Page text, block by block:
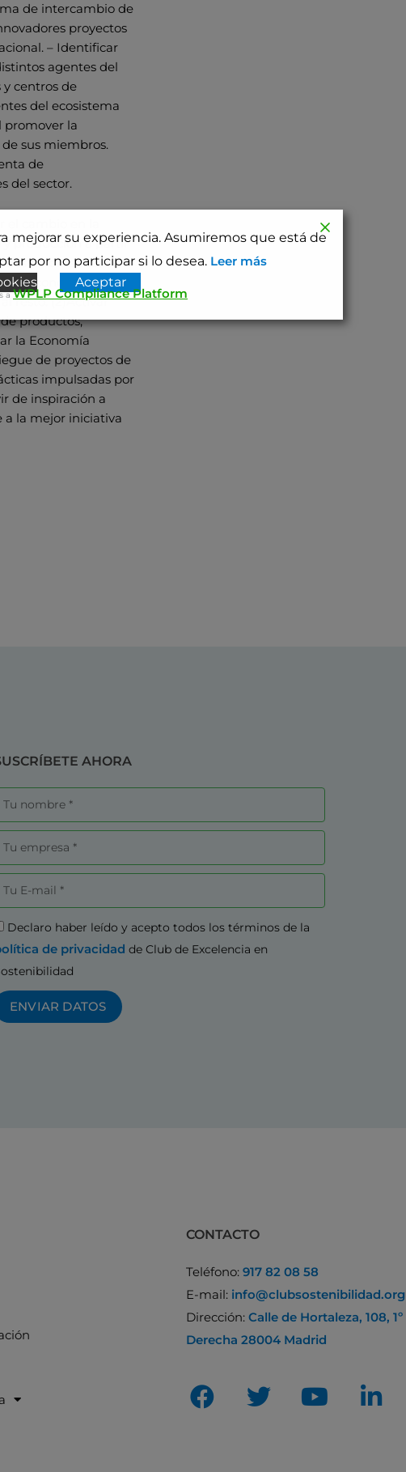
de intercambio de
proyectos
– Identificar
agentes del
y centros de
del ecosistema
promover la
sus miembros.
de
del sector.
cambio en la
y producción a partir
de dinamización
en economía
resto. (2)Activar
productos,
la Economía
de proyectos de
impulsadas por
de inspiración a
a la mejor iniciativa
AHORA
electrónico
Declaro haber leído y acepto todos los términos de la
de privacidad de Club de Excelencia en
ENVIAR DATOS
CONTACTO
Teléfono:917 82 08 58
E-mail: info@clubsostenibilidad.org
Dirección:Calle de Hortaleza, 108, 1º
Derecha 28004 Madrid
mejorar su experiencia. Asumiremos que está de
por no participar si lo desea. Leer más
Aceptar
aWPLP Compliance Platform